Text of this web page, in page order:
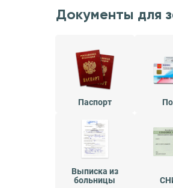
Документы для
Паспорт
Выписка из
больницы